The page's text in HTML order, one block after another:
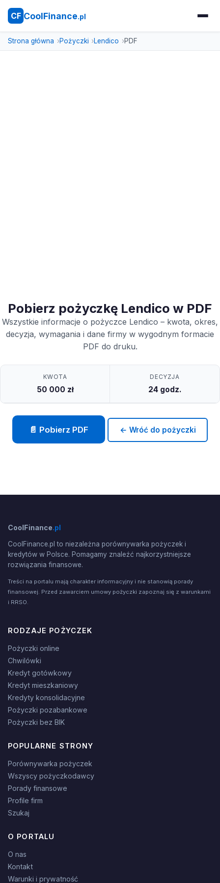
CF CoolFinance.pl
Strona główna Pożyczki Lendico PDF
Pobierz pożyczkę Lendico w PDF
Wszystkie informacje o pożyczce Lendico – kwota, okres,
decyzja, wymagania i dane firmy w wygodnym formacie
PDF do druku.
KWOTA
50 000 zł
DECYZJA
24 godz.
📄 Pobierz PDF ← Wróć do pożyczki
CoolFinance.pl
CoolFinance.pl to niezależna porównywarka pożyczek i
kredytów w Polsce. Pomagamy znaleźć najkorzystniejsze
rozwiązania finansowe.
Treści na portalu mają charakter informacyjny i nie stanowią porady
finansowej. Przed zawarciem umowy pożyczki zapoznaj się z warunkami
i RRSO.
RODZAJE POŻYCZEK
Pożyczki online
Chwilówki
Kredyt gotówkowy
Kredyt mieszkaniowy
Kredyty konsolidacyjne
Pożyczki pozabankowe
Pożyczki bez BIK
POPULARNE STRONY
Porównywarka pożyczek
Wszyscy pożyczkodawcy
Porady finansowe
Profile firm
Szukaj
O PORTALU
O nas
Kontakt
Warunki i prywatność